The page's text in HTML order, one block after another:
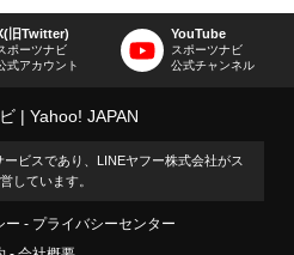
旧Twitter)
ポーツナビ
式アカウント
YouTube
スポーツナビ
公式チャンネル
Yahoo! JAPAN
ビスであり、LINEヤフー株式会社がス
しています。
ー
プライバシーセンター